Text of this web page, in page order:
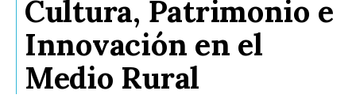
Cultura, Patrimonio e
Innovación en el
Medio Rural